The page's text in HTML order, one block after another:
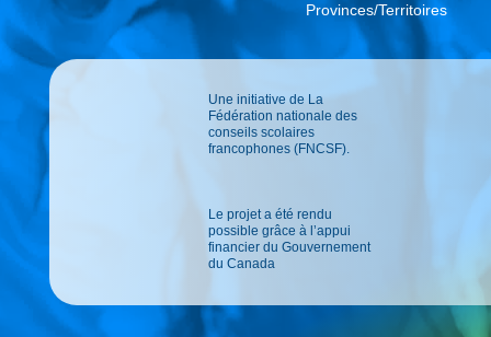
Provinces/Territoires
Une initiative de La
Fédération nationale des
conseils scolaires
francophones (FNCSF).
Le projet a été rendu
possible grâce à l’appui
financier du Gouvernement
du Canada